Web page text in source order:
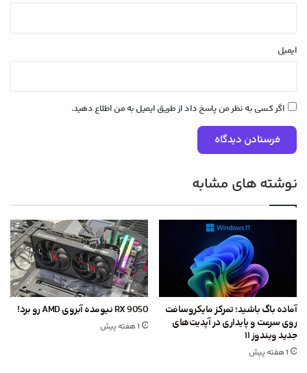
ایمیل
اگر کسی به نظر من پاسخ داد از طریق ایمیل به من اطلاع دهید.
نوشته های مشابه
آماده باگ باشید؛ تمرکز مایکروسافت
روی سرعت و پایداری در آپدیت‌های
جدید ویندوز ۱۱
1 هفته پیش
RX 9050 نیومده آبروی AMD رو برد!
1 هفته پیش